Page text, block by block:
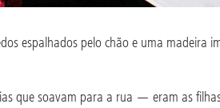
espalhados pelo chão e uma
que soavam para a rua — eram as